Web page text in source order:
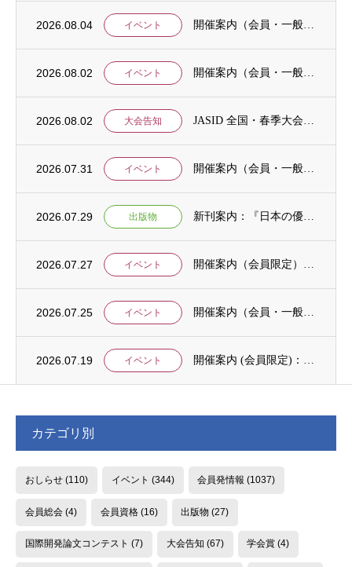
2026.08.04 イベント
2026.08.02 イベント
2026.08.02 大会告知
2026.07.31 イベント
2026.07.29 出版物
2026.07.27 イベント
2026.07.25 イベント
2026.07.19 イベント
カテゴリ別
おしらせ(110) イベント (344) 会員発情報 (1037)
会員総会(4) 会員資格(16) 出版物 (27)
国際開発論文コンテスト (7) 大会告知 (67) 学会賞 (4)